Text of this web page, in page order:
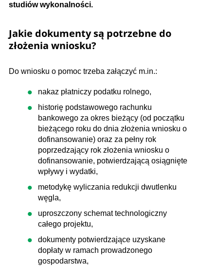
studiów wykonalności.
Jakie dokumenty są potrzebne do
złożenia wniosku?
Do wniosku o pomoc trzeba załączyć m.in.:
nakaz płatniczy podatku rolnego,
historię podstawowego rachunku
bankowego za okres bieżący (od początku
bieżącego roku do dnia złożenia wniosku o
dofinansowanie) oraz za pełny rok
poprzedzający rok złożenia wniosku o
dofinansowanie, potwierdzającą osiągnięte
wpływy i wydatki,
metodykę wyliczania redukcji dwutlenku
węgla,
uproszczony schemat technologiczny
całego projektu,
dokumenty potwierdzające uzyskane
dopłaty w ramach prowadzonego
gospodarstwa,